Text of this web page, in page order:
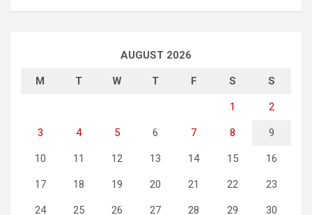
AUGUST 2026
M T W T F S S
1 2
3 4 5 6 7 8 9
10 11 12 13 14 15 16
17 18 19 20 21 22 23
24 25 26 27 28 29 30